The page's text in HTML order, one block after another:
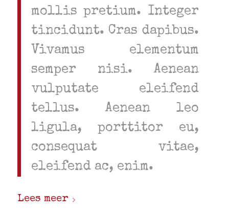
mollis pretium. Integer
tincidunt. Cras dapibus.
Vivamus elementum
semper nisi. Aenean
vulputate eleifend
tellus. Aenean leo
ligula, porttitor eu,
consequat vitae,
eleifend ac, enim.
Lees meer